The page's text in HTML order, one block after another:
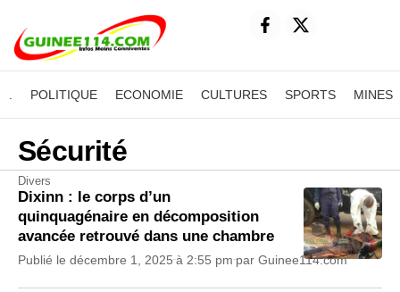
POLITIQUE ECONOMIE CULTURES SPORTS MINES
Sécurité
Divers
Dixinn : le corps d’un
quinquagénaire en décomposition
avancée retrouvé dans une chambre
Publié le décembre 1, 2025 à 2:55 pm par Guinee114.com